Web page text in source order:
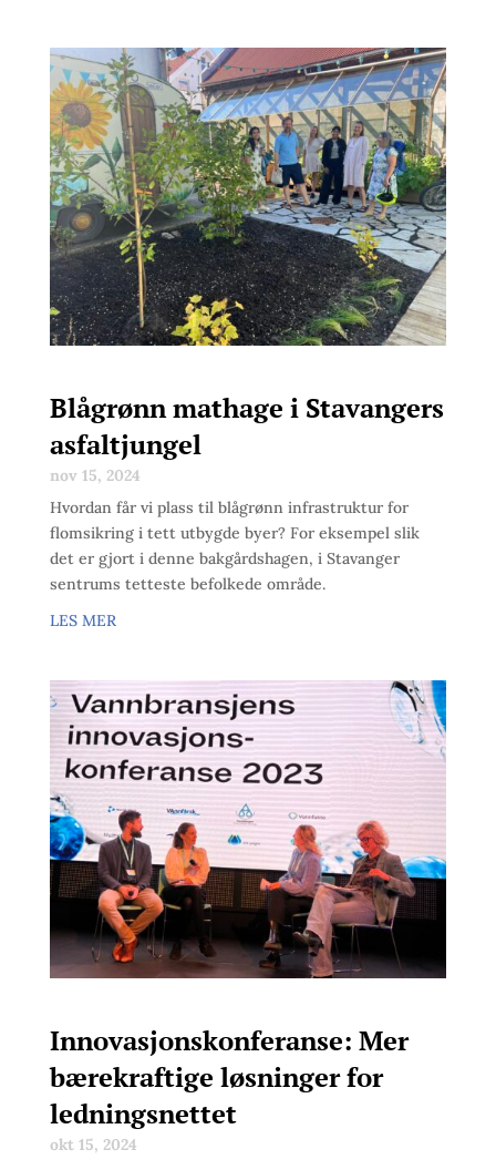
Blågrønn mathage i Stavangers
asfaltjungel
nov 15, 2024
Hvordan får vi plass til blågrønn infrastruktur for
flomsikring i tett utbygde byer? For eksempel slik
det er gjort i denne bakgårdshagen, i Stavanger
sentrums tetteste befolkede område.
LES MER
Innovasjonskonferanse: Mer
bærekraftige løsninger for
ledningsnettet
okt 15, 2024